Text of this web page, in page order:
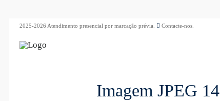
2025-2026 Atendimento presencial por marcação prévia. Contacte-nos.
Imagem JPEG 14